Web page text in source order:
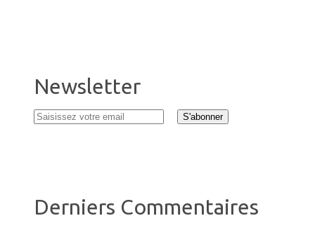
Newsletter
Derniers Commentaires